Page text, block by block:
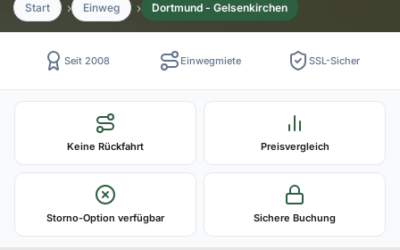
Start Einweg Dortmund - Gelsenkirchen
Seit 2008 Einwegmiete SSL-Sicher
Keine Rückfahrt Preisvergleich
Storno-Option verfügbar Sichere Buchung